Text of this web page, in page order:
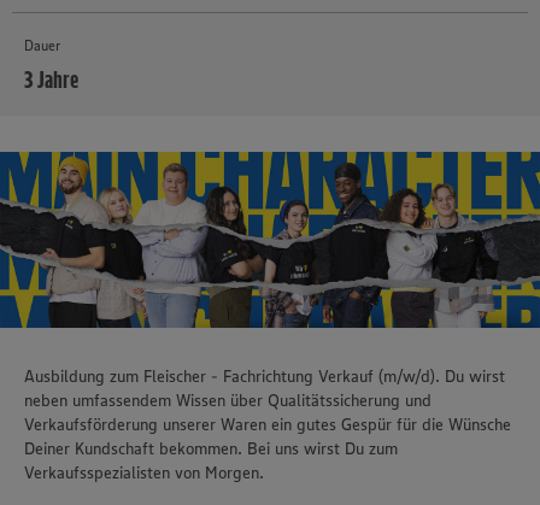
Dauer
3 Jahre
Ausbildung zum Fleischer - Fachrichtung Verkauf (m/w/d). Du wirst
neben umfassendem Wissen über Qualitätssicherung und
Verkaufsförderung unserer Waren ein gutes Gespür für die Wünsche
Deiner Kundschaft bekommen. Bei uns wirst Du zum
Verkaufsspezialisten von Morgen.